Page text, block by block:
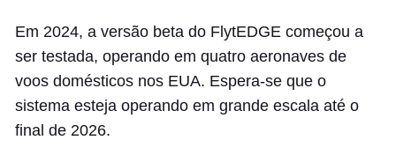
Em 2024, a versão beta do FlytEDGE começou a
ser testada, operando em quatro aeronaves de
voos domésticos nos EUA. Espera-se que o
sistema esteja operando em grande escala até o
final de 2026.